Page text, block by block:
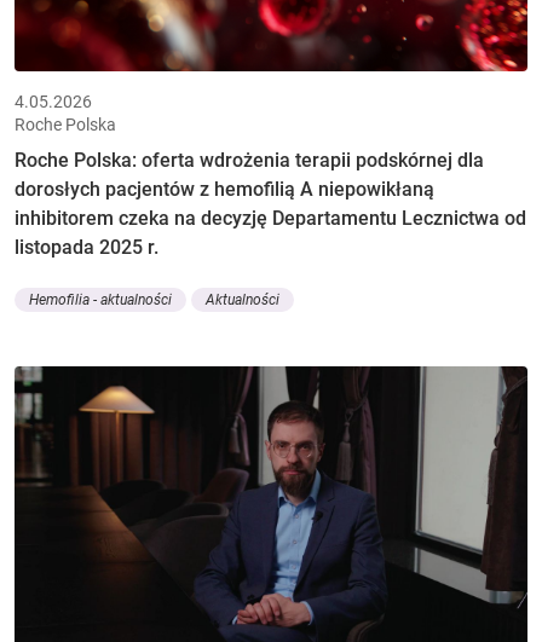
4.05.2026
Roche Polska
Roche Polska: oferta wdrożenia terapii podskórnej dla
dorosłych pacjentów z hemofilią A niepowikłaną
inhibitorem czeka na decyzję Departamentu Lecznictwa od
listopada 2025 r.
Hemofilia - aktualności Aktualności